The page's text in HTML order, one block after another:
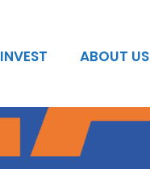
INVEST ABOUT US